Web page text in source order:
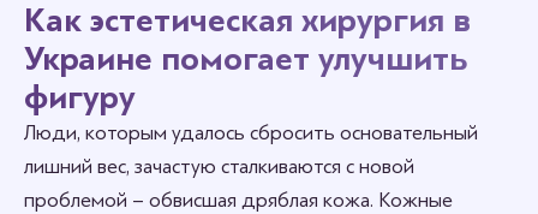
Как эстетическая хирургия в
Украине помогает улучшить
фигуру
Люди, которым удалось сбросить основательный
лишний вес, зачастую сталкиваются с новой
проблемой – обвисшая дряблая кожа. Кожные